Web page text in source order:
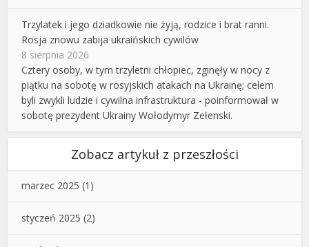
Trzylatek i jego dziadkowie nie żyją, rodzice i brat ranni.
Rosja znowu zabija ukraińskich cywilów
8 sierpnia 2026
Cztery osoby, w tym trzyletni chłopiec, zginęły w nocy z
piątku na sobotę w rosyjskich atakach na Ukrainę; celem
byli zwykli ludzie i cywilna infrastruktura - poinformował w
sobotę prezydent Ukrainy Wołodymyr Zełenski.
Zobacz artykuł z przeszłości
marzec 2025 (1)
styczeń 2025 (2)